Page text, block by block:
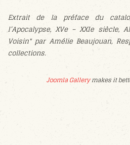
Extrait de la préface du
l’Apocalypse, XVe – XXIe siècle,
Voisin" par Amélie Beaujouan,
collections.
Joomla Gallerymakes it